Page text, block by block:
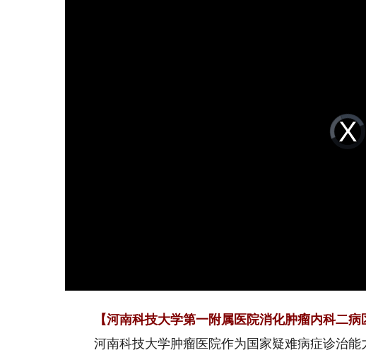
Video
Player
is
loading.
【河南科技大学第一附属医院消化肿瘤内科二病
河南科技大学肿瘤医院作为国家疑难病症诊治能